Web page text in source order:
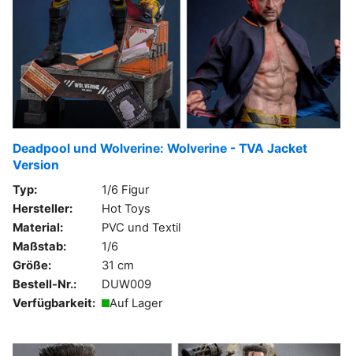
Deadpool und Wolverine: Wolverine - TVA Jacket
Version
Typ:
1/6 Figur
Hersteller:
Hot Toys
Material:
PVC und Textil
Maßstab:
1/6
Größe:
31 cm
Bestell-Nr.:
DUW009
Verfügbarkeit:
Auf Lager